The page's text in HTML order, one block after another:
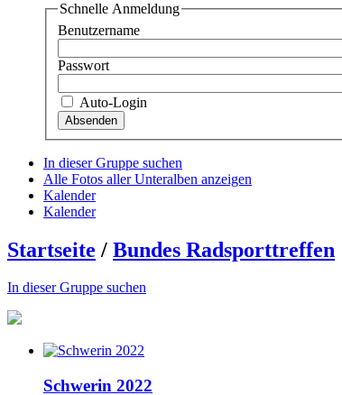
Schnelle Anmeldung
Benutzername
Passwort
Auto-Login
In dieser Gruppe suchen
Alle Fotos aller Unteralben anzeigen
Kalender
Kalender
Startseite / Bundes Radsporttreffen
In dieser Gruppe suchen
Schwerin 2022